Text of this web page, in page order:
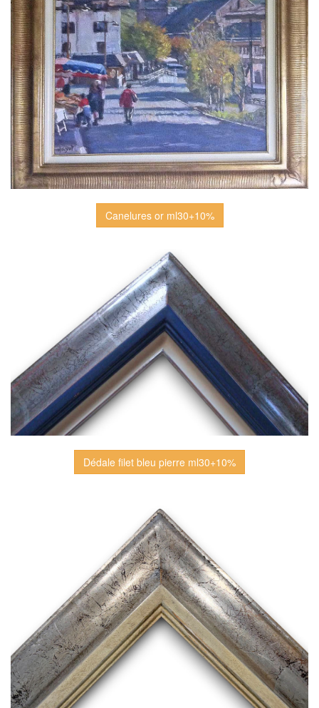
Canelures or ml30+10%
Dédale filet bleu pierre ml30+10%